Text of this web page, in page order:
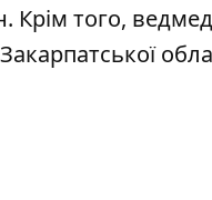
Крім того,